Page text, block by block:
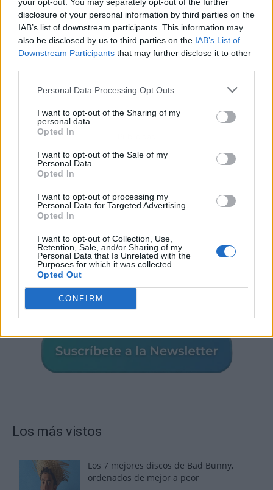
disclosure of your personal information by third parties on the
IAB’s list of downstream participants. This information may
also be disclosed by us to third parties on the IAB’s List of
Downstream Participants that may further disclose it to other
Personal Data Processing Opt Outs
I want to opt-out of the Sharing of my
personal data.
Opted In
I want to opt-out of the Sale of my
Personal Data.
Opted In
I want to opt-out of processing my
Personal Data for Targeted Advertising.
Opted In
I want to opt-out of Collection, Use,
Retention, Sale, and/or Sharing of my
Personal Data that Is Unrelated with the
Purposes for which it was collected.
Opted Out
CONFIRM
Los más vistos
Los 7 mejores discos de Bad Bunny,
ordenados de mejor a peor